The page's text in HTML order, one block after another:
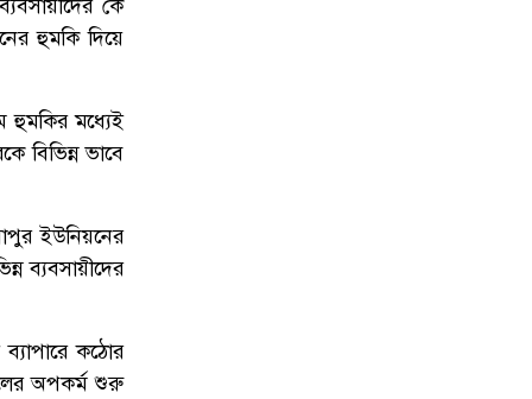
কে
হুমকি দিয়ে
হুমকির মধ্যেই
বিভিন্ন ভাবে
ইউনিয়নের
ব্যবসায়ীদের
কঠোর
অপকর্ম শুরু